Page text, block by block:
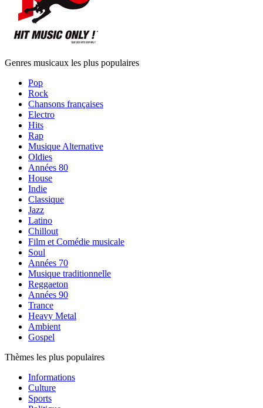
Genres musicaux les plus populaires
Pop
Rock
Chansons françaises
Electro
Hits
Rap
Musique Alternative
Oldies
Années 80
House
Indie
Classique
Jazz
Latino
Chillout
Film et Comédie musicale
Soul
Années 70
Musique traditionnelle
Reggaeton
Années 90
Trance
Heavy Metal
Ambient
Gospel
Thèmes les plus populaires
Informations
Culture
Sports